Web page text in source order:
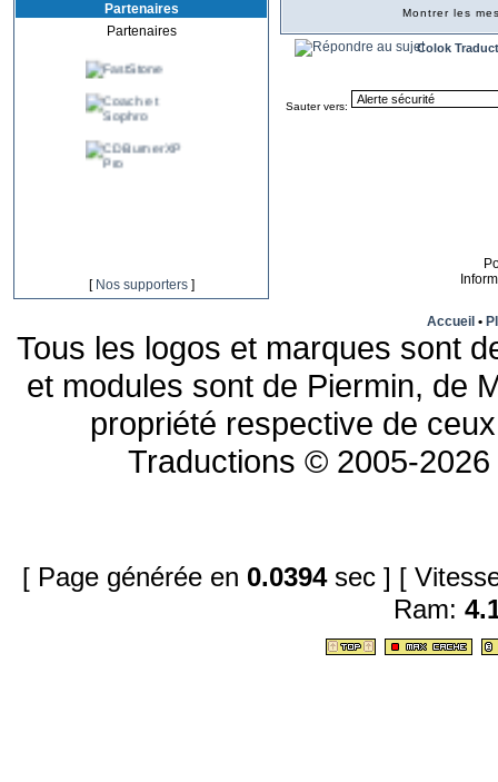
Partenaires
Partenaires
[ Nos supporters]
Montrer les
Colok
Sauter vers:
Accueil •
Tous les logos et marques sont
et modules sont de Piermin, de
propriété respective de
Traductions © 2005-
[ Page générée en 0.0394sec ] [
Ram: